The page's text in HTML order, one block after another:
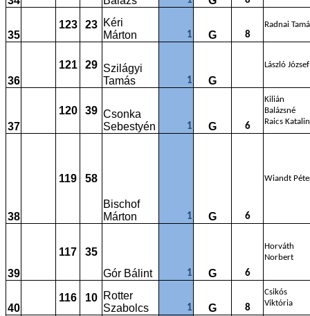
35
123 23
Kéri
Márton
1 G 8
Radnai
36
121 29 Szilágyi
Tamás
1 G
László József
37
120 39 Csonka
Sebestyén
1 G 6
Kilián
Balázsné
Raics Katalin
38
119 58
Bischof
Márton
1 G 6
Wiandt
39
117
35
Gór Bálint
1 G 6
Horváth
Norbert
40
116 10
Rotter
Szabolcs
1 G 8
Csikós
Viktória